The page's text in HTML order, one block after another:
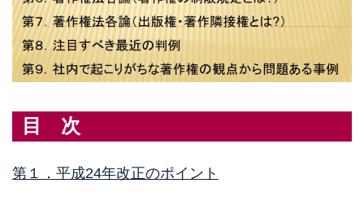
目 次
第１．平成24年改正のポイント